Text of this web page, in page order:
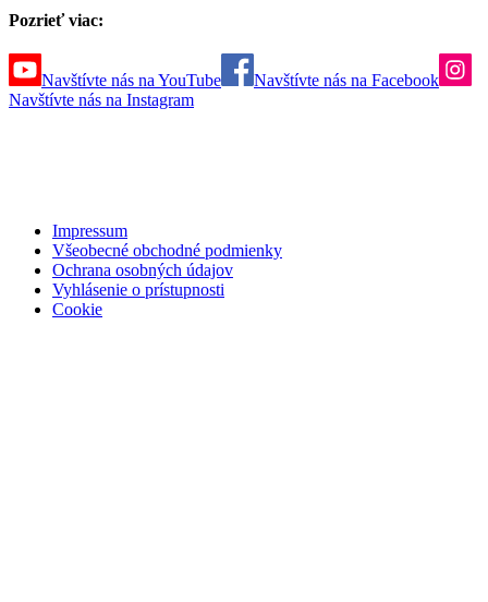
Pozrieť viac:
Navštívte nás na YouTube
Navštívte nás na Facebook
Navštívte nás na Instagram
Impressum
Všeobecné obchodné podmienky
Ochrana osobných údajov
Vyhlásenie o prístupnosti
Cookie